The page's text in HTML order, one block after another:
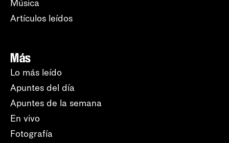
Música
Artículos leídos
Más
Lo más leído
Apuntes del día
Apuntes de la semana
En vivo
Fotografía